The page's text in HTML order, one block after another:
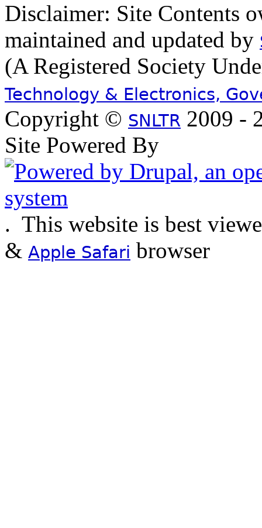
Disclaimer: Site Contents
maintained and updated by
(A Registered Society
Technology & Electronics,
Copyright © SNLTR 2009 -
Site Powered By
. This website is best
& Apple Safari browser